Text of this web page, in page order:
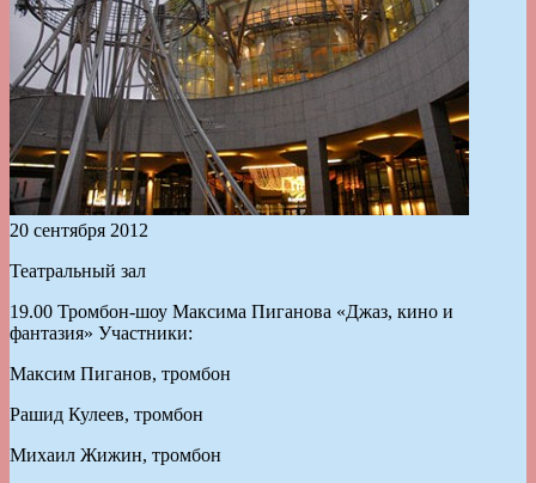
20 сентября 2012
Театральный зал
19.00 Тромбон-шоу Максима Пиганова «Джаз, кино и
фантазия» Участники:
Максим Пиганов, тромбон
Рашид Кулеев, тромбон
Михаил Жижин, тромбон